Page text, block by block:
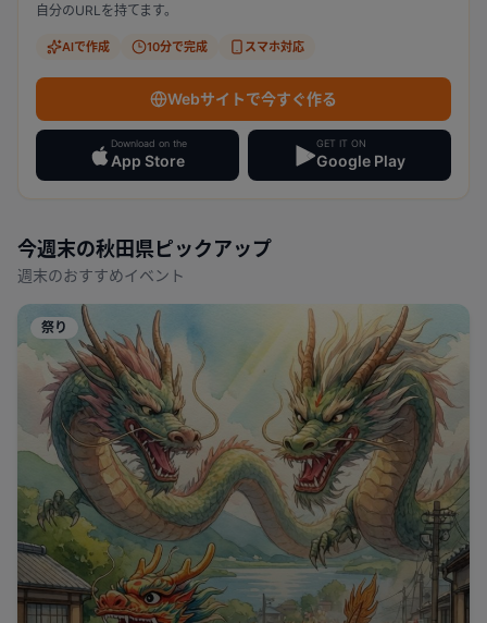
自分のURLを持てます。
AIで作成 10分で完成 スマホ対応
Webサイトで今すぐ作る
Download on the
App Store
GET IT ON
Google Play
今週末の秋田県 ピックアップ
週末のおすすめイベント
祭り